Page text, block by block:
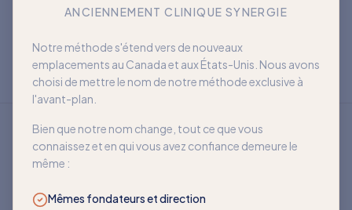
ANCIENNEMENT CLINIQUE SYNERGIE
Notre méthode s'étend vers de nouveaux
emplacements au Canada et aux États-Unis. Nous avons
choisi de mettre le nom de notre méthode exclusive à
l'avant-plan.
Bien que notre nom change, tout ce que vous
connaissez et en qui vous avez confiance demeure le
même :
Mêmes fondateurs et direction